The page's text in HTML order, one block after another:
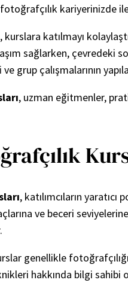
kariyerinizde
kurslara katılmayı
sağlarken, çevredeki
grup çalışmalarının
, uzman eğitmenler,
, katılımcıların
ve beceri
genellikle
hakkında bilgi